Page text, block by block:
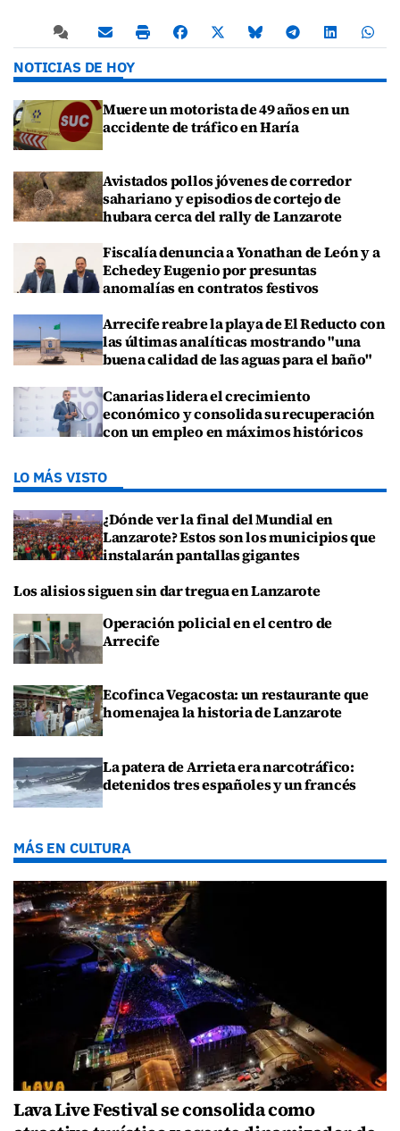
NOTICIAS DE HOY
Muere un motorista de 49 años en un
accidente de tráfico en Haría
Avistados pollos jóvenes de corredor
sahariano y episodios de cortejo de
hubara cerca del rally de Lanzarote
Fiscalía denuncia a Yonathan de León y a
Echedey Eugenio por presuntas
anomalías en contratos festivos
Arrecife reabre la playa de El Reducto con
las últimas analíticas mostrando "una
buena calidad de las aguas para el baño"
Canarias lidera el crecimiento
económico y consolida su recuperación
con un empleo en máximos históricos
LO MÁS VISTO
¿Dónde ver la final del Mundial en
Lanzarote? Estos son los municipios que
instalarán pantallas gigantes
Los alisios siguen sin dar tregua en Lanzarote
Operación policial en el centro de
Arrecife
Ecofinca Vegacosta: un restaurante que
homenajea la historia de Lanzarote
La patera de Arrieta era narcotráfico:
detenidos tres españoles y un francés
MÁS EN CULTURA
Lava Live Festival se consolida como